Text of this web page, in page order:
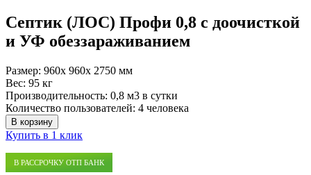
Септик (ЛОС) Профи 0,8 с доочисткой
и УФ обеззараживанием
Размер: 960x 960x 2750 мм
Вес: 95 кг
Производительность: 0,8 м3 в сутки
Количество пользователей: 4 человека
В корзину
Купить в 1 клик
В РАССРОЧКУ ОТП БАНК